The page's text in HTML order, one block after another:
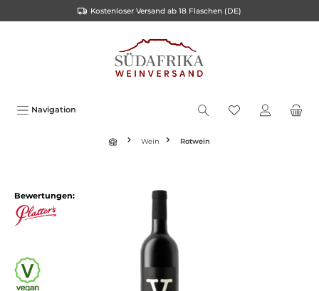
Kostenloser Versand ab 18 Flaschen (DE)
Navigation
Wein Rotwein
Bewertungen: